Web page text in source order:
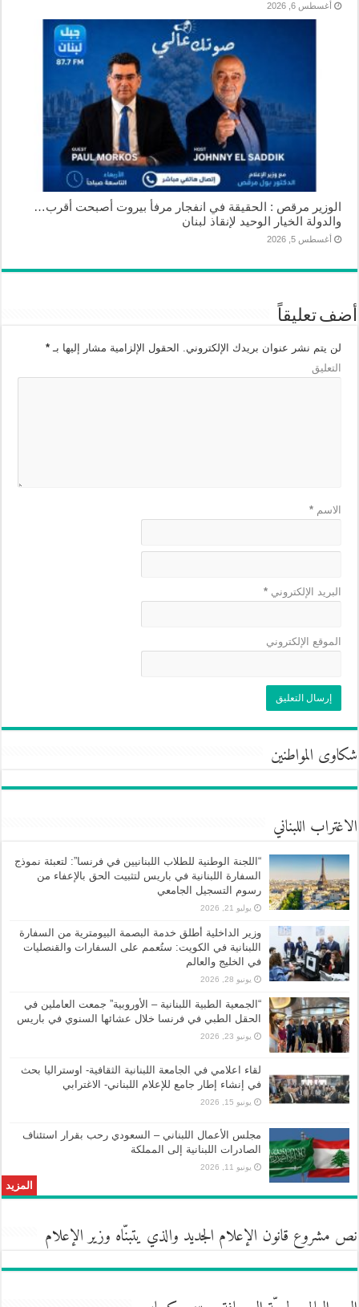
أغسطس 6, 2026
الوزير مرقص : الحقيقة في انفجار مرفأ بيروت أصبحت أقرب…
والدولة الخيار الوحيد لإنقاذ لبنان
أغسطس 5, 2026
أضف تعليقاً
لن يتم نشر عنوان بريدك الإلكتروني. الحقول الإلزامية مشار إليها بـ*
التعليق
الاسم*
البريد الإلكتروني*
الموقع الإلكتروني
شكاوى المواطنين
الاغتراب اللبناني
المزيد
“اللجنة الوطنية للطلاب اللبنانيين في فرنسا”: لتعبئة نموذج
السفارة اللبنانية في باريس لتثبيت الحق بالإعفاء من
رسوم التسجيل الجامعي
يوليو 21, 2026
وزير الداخلية أطلق خدمة البصمة البيومترية من السفارة
اللبنانية في الكويت: ستُعمم على السفارات والقنصليات
في الخليج والعالم
يونيو 28, 2026
“الجمعية الطبية اللبنانية – الأوروبية” جمعت العاملين في
الحقل الطبي في فرنسا خلال عشائها السنوي في باريس
يونيو 23, 2026
لقاء اعلامي في الجامعة اللبنانية الثقافية- اوستراليا بحث
في إنشاء إطار جامع للإعلام اللبناني- الاغترابي
يونيو 15, 2026
مجلس الأعمال اللبناني – السعودي رحب بقرار استئناف
الصادرات اللبنانية إلى المملكة
يونيو 11, 2026
نص مشروع قانون الإعلام الجديد والذي يتبنّاه وزير الإعلام